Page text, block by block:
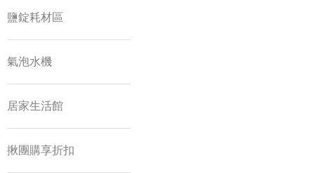
鹽錠耗材區
氣泡水機
居家生活館
揪團購享折扣